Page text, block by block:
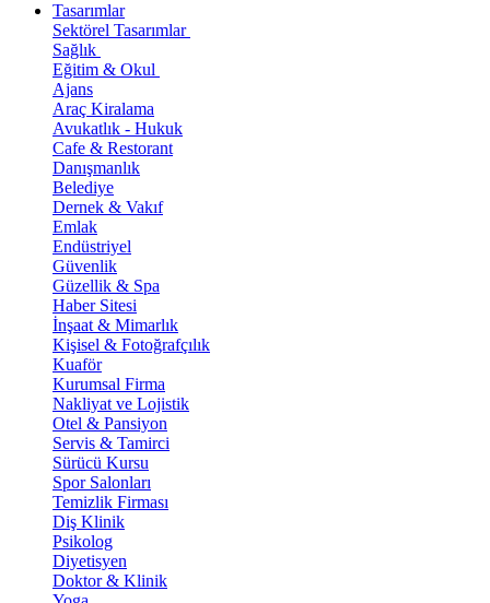
Tasarımlar
Sektörel Tasarımlar
Sağlık
Eğitim & Okul
Ajans
Araç Kiralama
Avukatlık - Hukuk
Cafe & Restorant
Danışmanlık
Belediye
Dernek & Vakıf
Emlak
Endüstriyel
Güvenlik
Güzellik & Spa
Haber Sitesi
İnşaat & Mimarlık
Kişisel & Fotoğrafçılık
Kuaför
Kurumsal Firma
Nakliyat ve Lojistik
Otel & Pansiyon
Servis & Tamirci
Sürücü Kursu
Spor Salonları
Temizlik Firması
Diş Klinik
Psikolog
Diyetisyen
Doktor & Klinik